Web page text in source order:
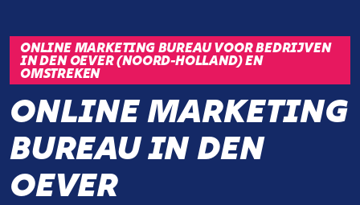
ONLINE MARKETING BUREAU VOOR BEDRIJVEN
IN DEN OEVER (NOORD-HOLLAND) EN
OMSTREKEN
ONLINE MARKETING
BUREAU IN DEN
OEVER